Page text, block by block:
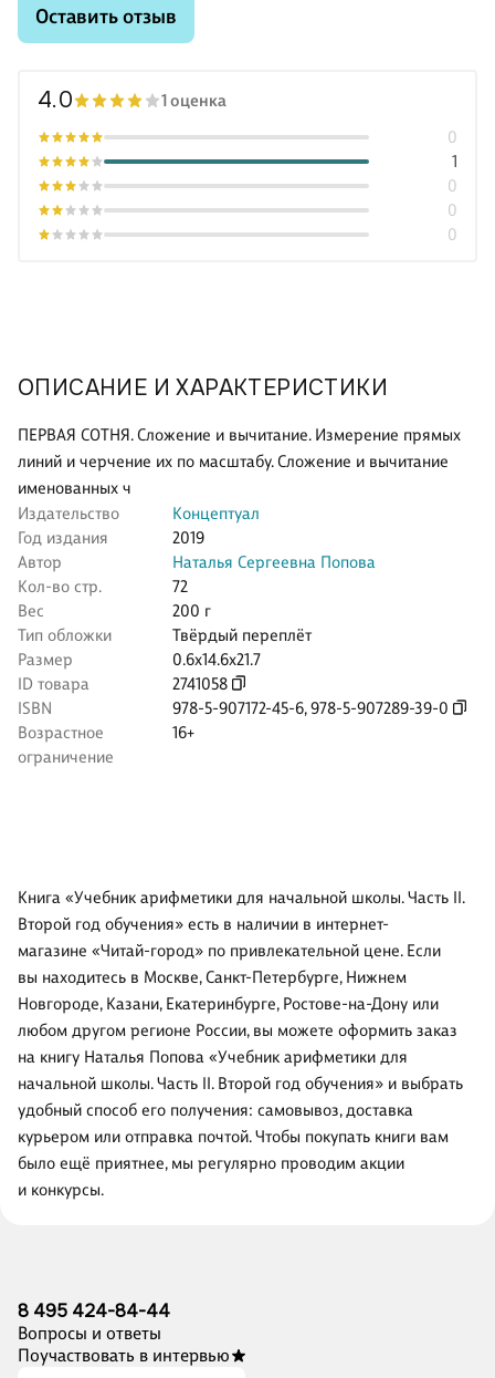
ОПИСАНИЕ И ХАРАКТЕРИСТИКИ
ПЕРВАЯ СОТНЯ. Сложение и вычитание. Измерение прямых
линий и черчение их по масштабу. Сложение и вычитание
именованных ч
Издательство
Концептуал
Год издания
2019
Автор
Наталья Сергеевна Попова
Кол-во стр.
72
Вес
200 г
Тип обложки
Твёрдый переплёт
Размер
0.6x14.6x21.7
ID товара
2741058
ISBN
978-5-907172-45-6,978-5-907289-39-0
Возрастное
ограничение
16+
Оставить отзыв
4.0 1 оценка
0
0
0
1
0
Книга «Учебник арифметики для начальной школы. Часть II.
Второй год обучения» есть в наличии в интернет-
магазине «Читай-город» по привлекательной цене. Если
вы находитесь в Москве, Санкт-Петербурге, Нижнем
Новгороде, Казани, Екатеринбурге, Ростове-на-Дону или
любом другом регионе России, вы можете оформить заказ
на книгу Наталья Попова «Учебник арифметики для
начальной школы. Часть II. Второй год обучения» и выбрать
удобный способ его получения: самовывоз, доставка
курьером или отправка почтой. Чтобы покупать книги вам
было ещё приятнее, мы регулярно проводим акции
и конкурсы.
8 495 424-84-44
Вопросы и ответы
Поучаствовать в интервью